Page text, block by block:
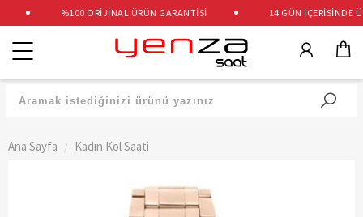
%100 ORİJİNAL ÜRÜN GARANTİSİ 14 GÜN İÇERİSİNDE
Kategoriler
Ana Sayfa Kadın Kol Saati